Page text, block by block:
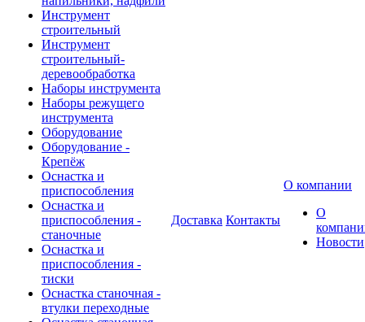
Инструмент
строительный
Инструмент
строительный-
деревообработка
Наборы инструмента
Наборы режущего
инструмента
Оборудование
Оборудование -
Крепёж
Оснастка и
приспособления
Оснастка и
приспособления -
станочные
Оснастка и
приспособления -
тиски
Оснастка станочная -
втулки переходные
Доставка Контакты
О компании
О
Новости